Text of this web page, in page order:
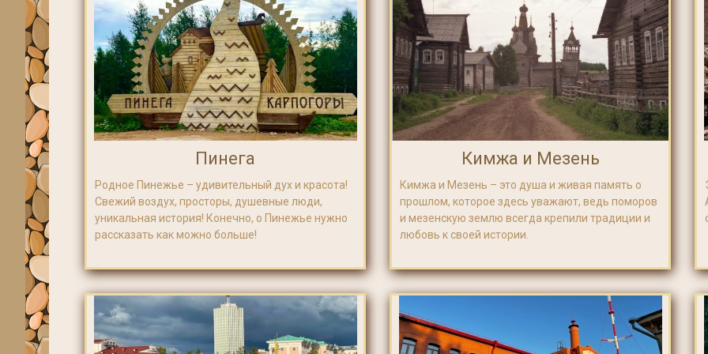
Пинега
Родное Пинежье – удивительный дух и красота!
Свежий воздух, просторы, душевные люди,
уникальная история! Конечно, о Пинежье нужно
рассказать как можно больше!
Кимжа и Мезень
Кимжа и Мезень – это душа и живая память о
прошлом, которое здесь уважают, ведь поморов
и мезенскую землю всегда крепили традиции и
любовь к своей истории.